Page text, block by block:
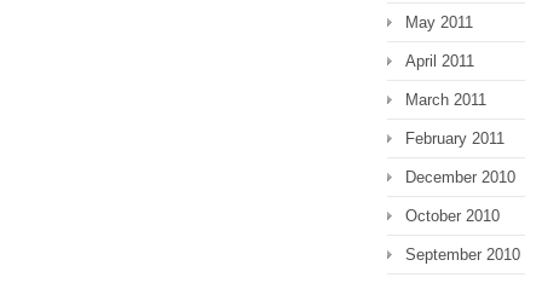
May 2011
April 2011
March 2011
February 2011
December 2010
October 2010
September 2010